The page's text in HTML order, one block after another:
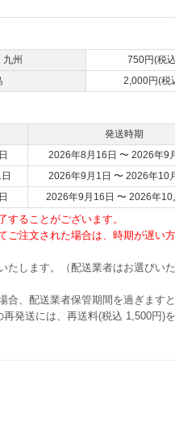
州
750円(税
2,000円(税
発送時期
2026年8月16日 〜 2026年9
2026年9月1日 〜 2026年10
2026年9月16日 〜 2026年10
することがございます。
ご注文された場合は、時期が遅い
たします。（配送業者はお選びい
合、配送業者保管期間を過ぎます
発送には、再送料(税込 1,500円)